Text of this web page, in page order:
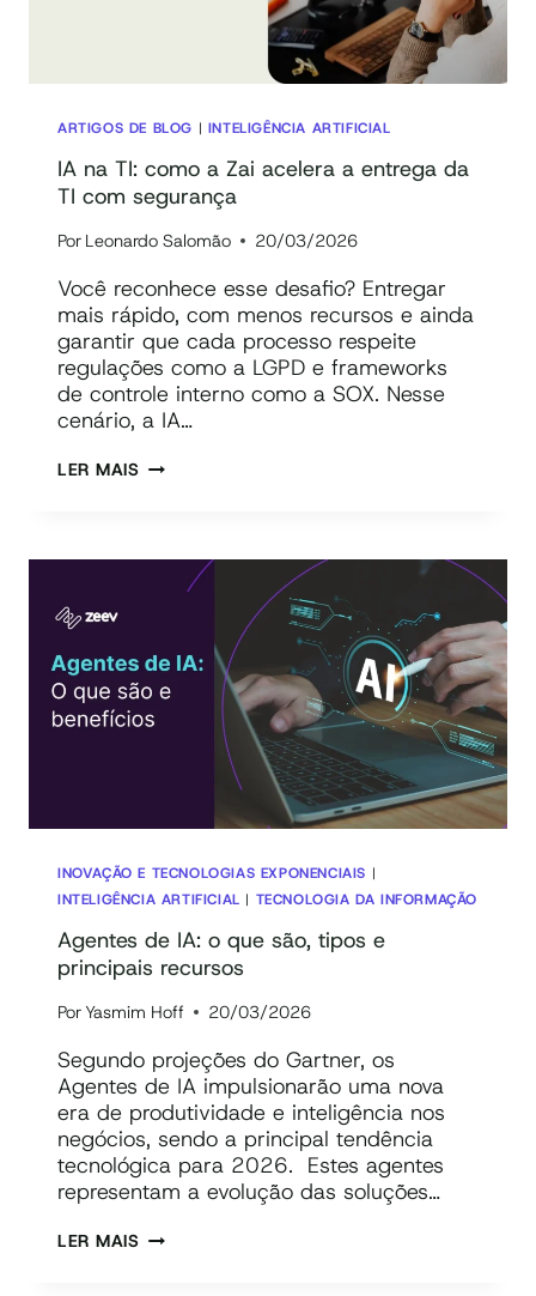
NÃO
SENTIU
IMPACTO?
ARTIGOS DE BLOG | INTELIGÊNCIA ARTIFICIAL
IA na TI: como a Zai acelera a entrega da
TI com segurança
Por Leonardo Salomão 20/03/2026
Você reconhece esse desafio? Entregar
mais rápido, com menos recursos e ainda
garantir que cada processo respeite
regulações como a LGPD e frameworks
de controle interno como a SOX. Nesse
cenário, a IA…
LER MAISIA
ENTREGA
DA
TI
SEGURANÇA
INOVAÇÃO E TECNOLOGIAS EXPONENCIAIS |
INTELIGÊNCIA ARTIFICIAL | TECNOLOGIA DA INFORMAÇÃO
Agentes de IA: o que são, tipos e
principais recursos
Por Yasmim Hoff 20/03/2026
Segundo projeções do Gartner, os
Agentes de IA impulsionarão uma nova
era de produtividade e inteligência nos
negócios, sendo a principal tendência
tecnológica para 2026. Estes agentes
representam a evolução das soluções…
LER MAISAGENTES